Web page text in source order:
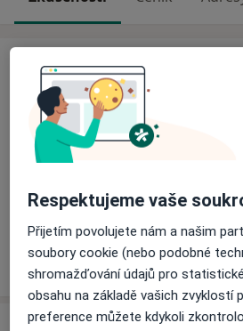
Zkušenosti
Odborník na:
Dentální hygiena
Hlavní léčená onemocnění
Zánět dásní
+3
Více
o
Služby a ceník služeb
Respektujeme vaše
Přijetím povolujete nám a našim
soubory cookie (nebo podobné
shromažďování údajů pro
obsahu na základě vašich zvyklostí
preference můžete kdykoli